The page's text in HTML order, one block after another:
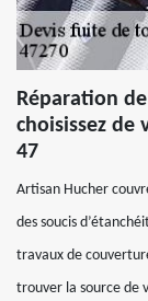
Réparation
choisissez de
47
Artisan Hucher
des soucis
travaux de
trouver la source de